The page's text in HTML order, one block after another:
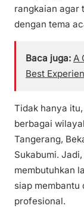
rangkaian agar
dengan tema
Baca juga: A
Best
Tidak hanya
berbagai
Tangerang,
Sukabumi.
membutuhkan
siap membantu
profesional.